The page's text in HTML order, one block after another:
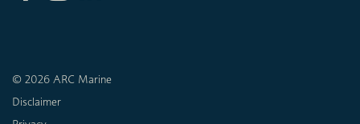
© 2026 ARC Marine
Disclaimer